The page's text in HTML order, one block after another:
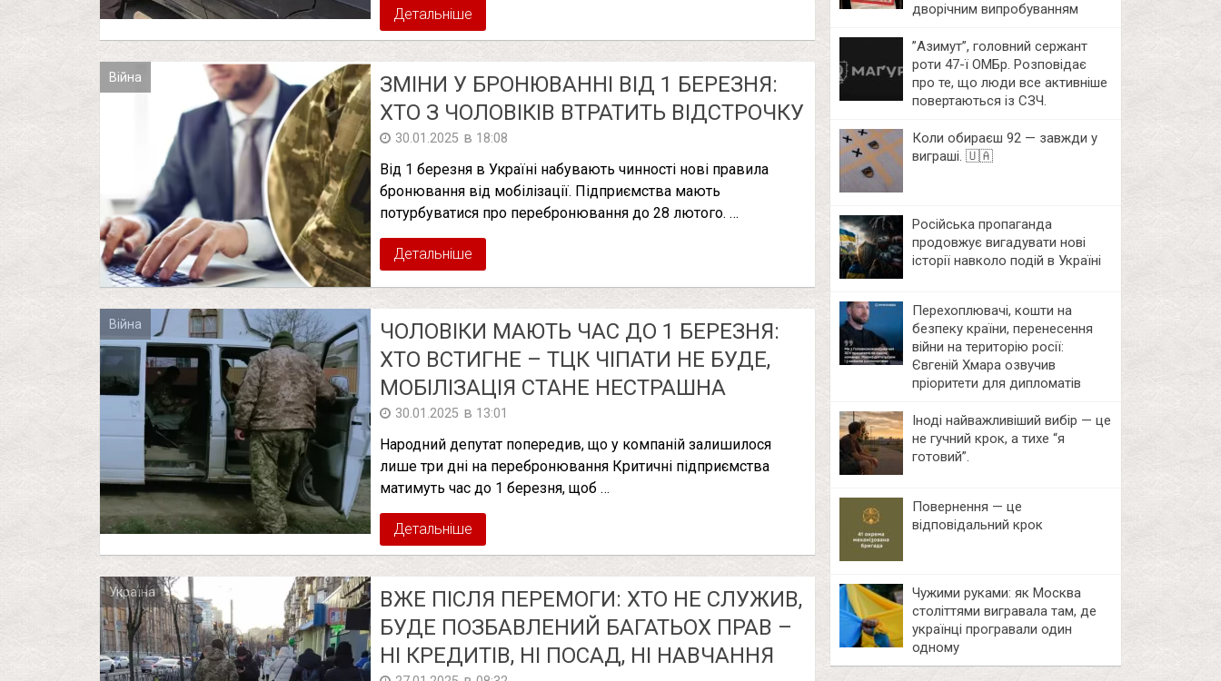
Детальніше
Війна
ЗМІНИ У БРОНЮВАННІ ВІД 1 БЕРЕЗНЯ:
ХТО З ЧОЛОВІКІВ ВТРАТИТЬ ВІДСТРОЧКУ
30.01.2025 в 18:08
Від 1 березня в Україні набувають чинності нові правила
бронювання від мобілізації. Підприємства мають
потурбуватися про перебронювання до 28 лютого. …
Детальніше
Війна
ЧОЛОВІКИ МАЮТЬ ЧАС ДО 1 БЕРЕЗНЯ:
ХТО ВСТИГНЕ – ТЦК ЧІПАТИ НЕ БУДЕ,
МОБІЛІЗАЦІЯ СТАНЕ НЕСТРАШНА
30.01.2025 в 13:01
Народний депутат попередив, що у компаній залишилося
лише три дні на перебронювання Критичні підприємства
матимуть час до 1 березня, щоб …
Детальніше
Україна
ВЖЕ ПІСЛЯ ПЕРЕМОГИ: ХТО НЕ СЛУЖИВ,
БУДЕ ПОЗБАВЛЕНИЙ БАГАТЬОХ ПРАВ –
НІ КРЕДИТІВ, НІ ПОСАД, НІ НАВЧАННЯ
дворічним випробуванням
⁨”Азимут”, головний сержант
роти 47-ї ОМБр. Розповідає
про те, що люди все активніше
повертаються із СЗЧ.
Коли обираєш 92 — завжди у
виграші. 🇺🇦
Російська пропаганда
продовжує вигадувати нові
історії навколо подій в Україні
Перехоплювачі, кошти на
безпеку країни, перенесення
війни на територію росії:
Євгеній Хмара озвучив
пріоритети для дипломатів
Іноді найважливіший вибір — це
не гучний крок, а тихе “я
готовий”.
Повернення — це
відповідальний крок
Чужими руками: як Москва
століттями вигравала там, де
українці програвали один
одному